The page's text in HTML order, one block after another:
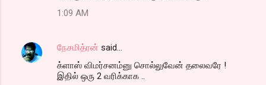
n
1:09 AM
நேசமித்ரன் said…
க்ளாஸ் விமர்சனம்னு சொல்லுவேன் தலைவரே !
இதில் ஒரு 2 வரிக்காக ..